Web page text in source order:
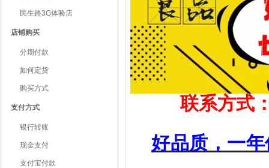
民生路3G体验店
店铺购买
分期付款
如何定货
购买方式
支付方式
银行转账
现金支付
支付宝付款
联系方式
好品质，一